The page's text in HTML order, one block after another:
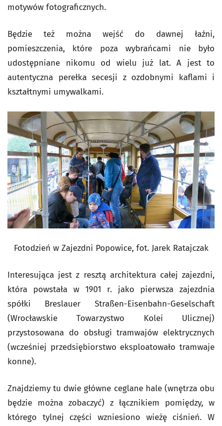
motywów fotograficznych.
Będzie też można wejść do dawnej łaźni,
pomieszczenia, które poza wybrańcami nie było
udostępniane nikomu od wielu już lat. A jest to
autentyczna perełka secesji z ozdobnymi kaflami i
kształtnymi umywalkami.
Fotodzień w Zajezdni Popowice, fot. Jarek Ratajczak
Interesująca jest z resztą architektura całej zajezdni,
która powstała w 1901 r. jako pierwsza zajezdnia
spółki Breslauer Straßen-Eisenbahn-Geselschaft
(Wrocławskie Towarzystwo Kolei Ulicznej)
przystosowana do obsługi tramwajów elektrycznych
(wcześniej przedsiębiorstwo eksploatowało tramwaje
konne).
Znajdziemy tu dwie główne ceglane hale (wnętrza obu
będzie można zobaczyć) z łącznikiem pomiędzy, w
którego tylnej części wzniesiono wieżę ciśnień. W